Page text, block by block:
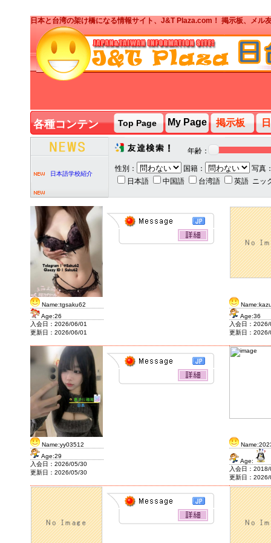
日本と台湾の架け橋になる情報サイト、J&T Plaza.com！ 掲示板、メル
各種コンテン
ツ
Top Page My Page 掲示板
J&T PARTY
2020/2/7
J&F House Kansai2
日本語学校紹介
J&T PARTY台湾人ボ
ランティア募集
J&T PARTY
2020/2/7
J&F House Kansai2
年齢：
性別： 国籍：
写真
日本語
中国語 台湾語 英語 ニッ
Name:tgsaku62
Age:26
入会日：2026/06/01
更新日：2026/06/01
Age:36
入会日：
更新日：
Name:yy03512
Age:29
入会日：2026/05/30
更新日：2026/05/30
Age:
入会日：
更新日：